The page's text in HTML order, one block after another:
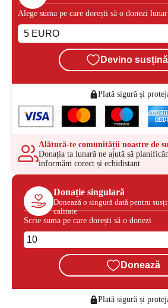
Alege suma pe care dorești să o donezi lunar
Devino
Plată sigură și
Alătură-te comunității noastre de
Donația ta lunară ne ajută să
informăm corect și echidistant
Donație singulară
Donează o singură dată pentru
calitate
Scrie suma pe care dorești să o donezi
Donează
Plată sigură și